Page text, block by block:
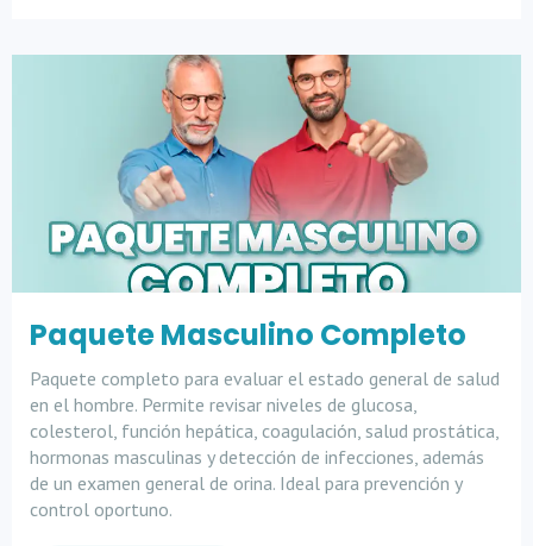
Paquete Masculino Completo
Paquete completo para evaluar el estado general de salud
en el hombre. Permite revisar niveles de glucosa,
colesterol, función hepática, coagulación, salud prostática,
hormonas masculinas y detección de infecciones, además
de un examen general de orina. Ideal para prevención y
control oportuno.